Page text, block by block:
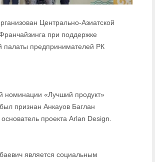
Центрально-Азиатской
при поддержке
палаты предпринимателей РК
номинации «Лучший продукт»
признан Анкауов Баглан
проекта Arlan Design.
является социальным